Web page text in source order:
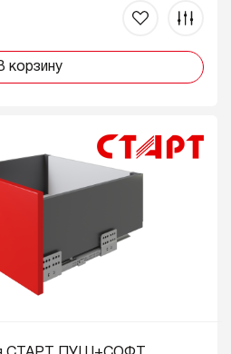
корзину